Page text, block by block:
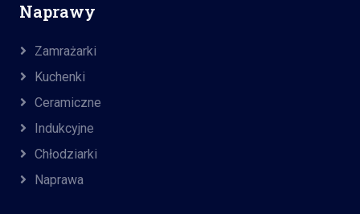
Naprawy
Zamrażarki
Kuchenki
Ceramiczne
Indukcyjne
Chłodziarki
Naprawa